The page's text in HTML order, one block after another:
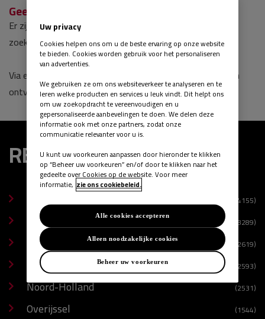
Geen CV's gevonden
Er zijn geen CV's gevonden. Verwijder zoekcriteria om de
zoekopdracht breder te maken.
Via een van onderstaande opties kan je nieuwe kandidaten
ontvangen die aan deze zoekopdracht voldoen.
REGIO
Zuid-Holland (4155)
Noord-Brabant (3289)
Utrecht (2619)
Gelderland (2593)
Noord-Holland (2531)
Overijssel (1544)
Uw privacy
Cookies helpen ons om u de beste ervaring op onze website
te bieden. Cookies worden gebruik voor het personaliseren
van advertenties.
We gebruiken ze om ons websiteverkeer te analyseren en te
leren welke producten en services u leuk vindt. Dit helpt ons
om uw zoekopdracht te vereenvoudigen en u
gepersonaliseerde aanbevelingen te doen. We delen deze
informatie ook met onze partners, zodat onze
communicatie relevanter voor u is.
U kunt uw voorkeuren aanpassen door hieronder te klikken
op “Beheer uw voorkeuren” en/of door te klikken naar het
gedeelte over Cookies op de website. Voor meer
informatie, zie ons cookiebeleid.
Beheer uw voorkeuren
Alleen noodzakelijke cookies
Alle cookies accepteren